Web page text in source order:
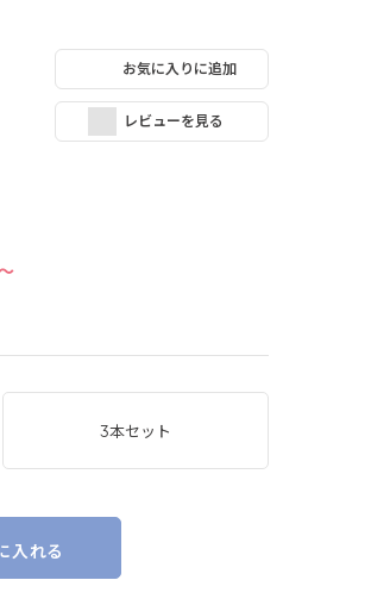
お気に入りに追加
レビューを見る
3本セット
入れる